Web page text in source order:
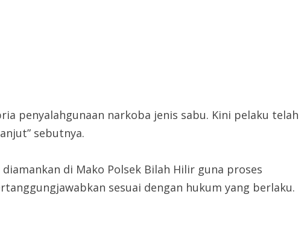
penyalahgunaan narkoba jenis sabu. Kini pelaku telah
sebutnya.
di Mako Polsek Bilah Hilir guna proses
sesuai dengan hukum yang berlaku.